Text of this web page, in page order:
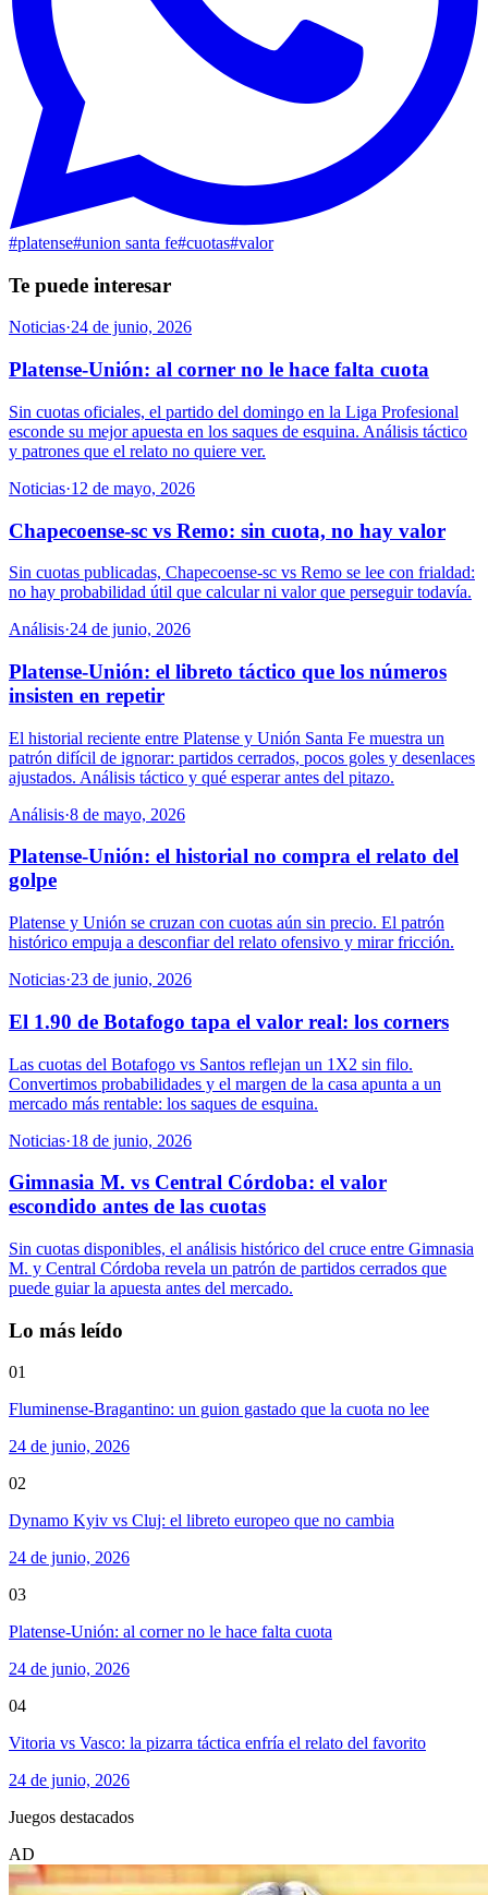
#platense#union santa fe#cuotas#valor
Te puede interesar
Noticias·24 de junio, 2026
Platense-Unión: al corner no le hace falta cuota
Sin cuotas oficiales, el partido del domingo en la Liga Profesional
esconde su mejor apuesta en los saques de esquina. Análisis táctico
y patrones que el relato no quiere ver.
Noticias·12 de mayo, 2026
Chapecoense-sc vs Remo: sin cuota, no hay valor
Sin cuotas publicadas, Chapecoense-sc vs Remo se lee con frialdad:
no hay probabilidad útil que calcular ni valor que perseguir todavía.
Análisis·24 de junio, 2026
Platense-Unión: el libreto táctico que los números
insisten en repetir
El historial reciente entre Platense y Unión Santa Fe muestra un
patrón difícil de ignorar: partidos cerrados, pocos goles y desenlaces
ajustados. Análisis táctico y qué esperar antes del pitazo.
Análisis·8 de mayo, 2026
Platense-Unión: el historial no compra el relato del
golpe
Platense y Unión se cruzan con cuotas aún sin precio. El patrón
histórico empuja a desconfiar del relato ofensivo y mirar fricción.
Noticias·23 de junio, 2026
El 1.90 de Botafogo tapa el valor real: los corners
Las cuotas del Botafogo vs Santos reflejan un 1X2 sin filo.
Convertimos probabilidades y el margen de la casa apunta a un
mercado más rentable: los saques de esquina.
Noticias·18 de junio, 2026
Gimnasia M. vs Central Córdoba: el valor
escondido antes de las cuotas
Sin cuotas disponibles, el análisis histórico del cruce entre Gimnasia
M. y Central Córdoba revela un patrón de partidos cerrados que
puede guiar la apuesta antes del mercado.
Lo más leído
01
Fluminense-Bragantino: un guion gastado que la cuota no lee
24 de junio, 2026
02
Dynamo Kyiv vs Cluj: el libreto europeo que no cambia
24 de junio, 2026
03
Platense-Unión: al corner no le hace falta cuota
24 de junio, 2026
04
Vitoria vs Vasco: la pizarra táctica enfría el relato del favorito
24 de junio, 2026
Juegos destacados
AD